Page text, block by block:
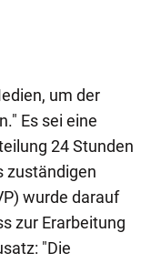
um der
Es sei eine
24 Stunden
zuständigen
wurde darauf
zur Erarbeitung
"Die